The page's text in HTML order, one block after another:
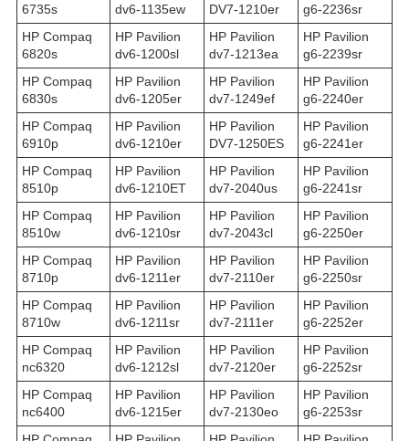
6735s
dv6-1135ew
DV7-1210er
g6-2236sr
HP Compaq
6820s
HP Pavilion
dv6-1200sl
HP Pavilion
dv7-1213ea
HP Pavilion
g6-2239sr
HP Compaq
6830s
HP Pavilion
dv6-1205er
HP Pavilion
dv7-1249ef
HP Pavilion
g6-2240er
HP Compaq
6910p
HP Pavilion
dv6-1210er
HP Pavilion
DV7-1250ES
HP Pavilion
g6-2241er
HP Compaq
8510p
HP Pavilion
dv6-1210ET
HP Pavilion
dv7-2040us
HP Pavilion
g6-2241sr
HP Compaq
8510w
HP Pavilion
dv6-1210sr
HP Pavilion
dv7-2043cl
HP Pavilion
g6-2250er
HP Compaq
8710p
HP Pavilion
dv6-1211er
HP Pavilion
dv7-2110er
HP Pavilion
g6-2250sr
HP Compaq
8710w
HP Pavilion
dv6-1211sr
HP Pavilion
dv7-2111er
HP Pavilion
g6-2252er
HP Compaq
nc6320
HP Pavilion
dv6-1212sl
HP Pavilion
dv7-2120er
HP Pavilion
g6-2252sr
HP Compaq
nc6400
HP Pavilion
dv6-1215er
HP Pavilion
dv7-2130eo
HP Pavilion
g6-2253sr